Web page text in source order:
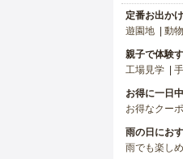
定番お出か
遊園地
動
親子で体験
工場見学
お得に一日
お得なクー
雨の日にお
雨でも楽し